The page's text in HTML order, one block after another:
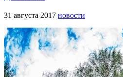
31 августа 2017 новости